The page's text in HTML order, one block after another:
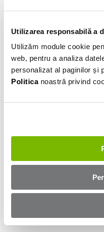
Utilizarea responsabilă a
Utilizăm module cookie
web, pentru a analiza
personalizat al paginilor și
Politicanoastră privind
Informatiile
Aplică online
aprobare
formularul de mai jos și te
timp!